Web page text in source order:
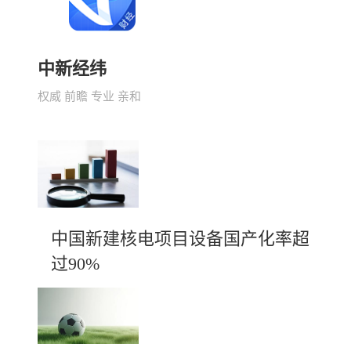
中新经纬
权威 前瞻 专业 亲和
中国新建核电项目设备国产化率超
过90%